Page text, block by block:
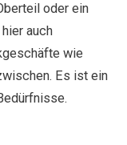
oder ein
auch
wie
Es ist ein